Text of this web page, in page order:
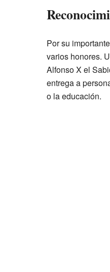
Por su
varios honores.
Alfonso X el
entrega a
o la educación.